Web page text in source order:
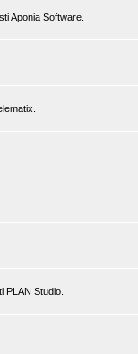
Aponia Software.
PLAN Studio.